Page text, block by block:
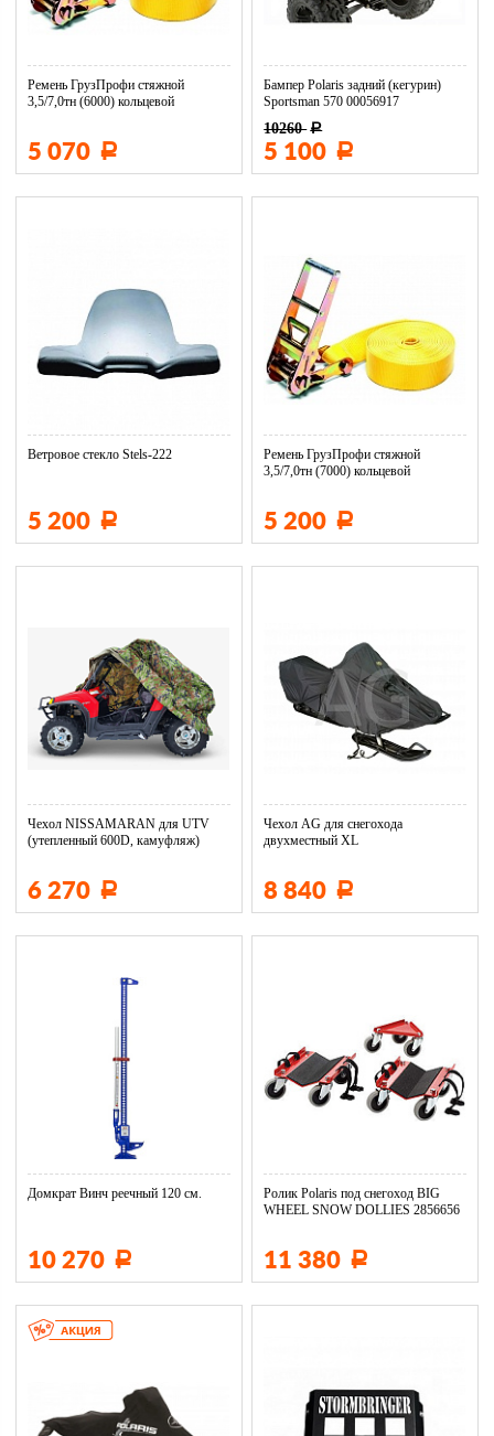
Ремень ГрузПрофи стяжной
3,5/7,0тн (6000) кольцевой
5 070 Р
Бампер Polaris задний (кегурин)
Sportsman 570 00056917
10260 Р
5 100 Р
Ветровое стекло Stels-222
5 200 Р
Ремень ГрузПрофи стяжной
3,5/7,0тн (7000) кольцевой
5 200 Р
Чехол NISSAMARAN для UTV
(утепленный 600D, камуфляж)
6 270 Р
Чехол AG для снегохода
двухместный XL
8 840 Р
Домкрат Винч реечный 120 см.
10 270 Р
Ролик Polaris под снегоход BIG
WHEEL SNOW DOLLIES 2856656
11 380 Р